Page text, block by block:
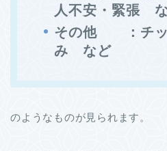
人不安・緊張
その他 ：チッ
み など
のようなものが見られます。